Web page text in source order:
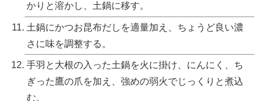
かりと溶かし、土鍋に移す。
土鍋にかつお昆布だしを適量加え、ちょうど良い濃
さに味を調整する。
手羽と大根の入った土鍋を火に掛け、にんにく、ち
ぎった鷹の爪を加え、強めの弱火でじっくりと煮込
む。